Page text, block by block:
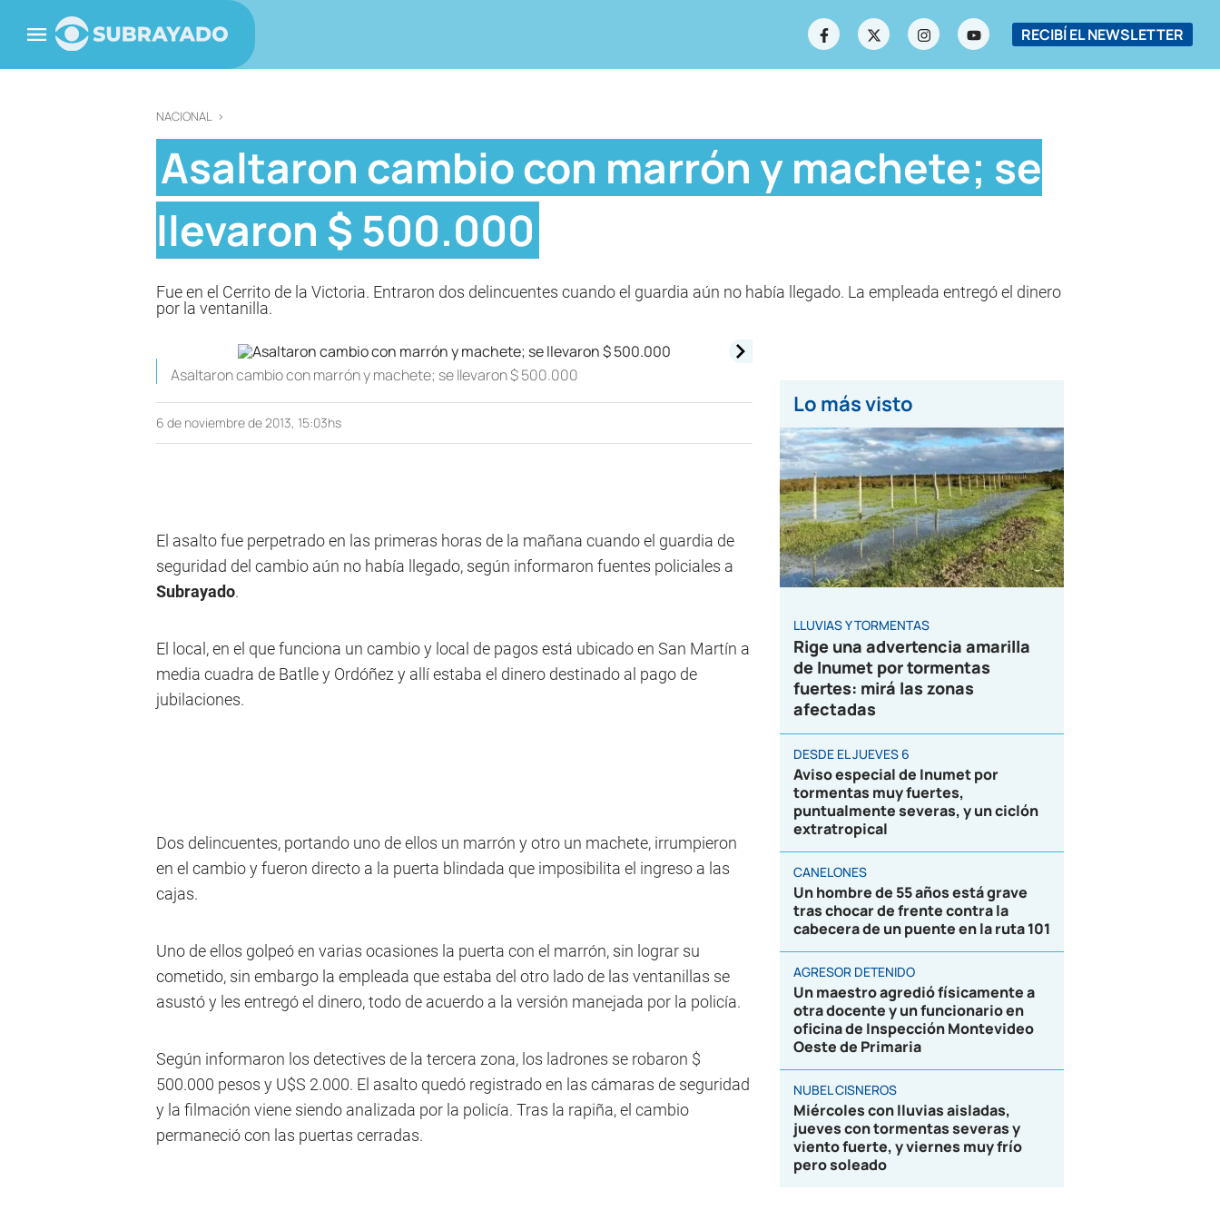
RECIBÍ EL NEWSLETTER
NACIONAL >
Asaltaron cambio con marrón y machete; se
llevaron $ 500.000
Fue en el Cerrito de la Victoria. Entraron dos delincuentes cuando el guardia aún no había llegado. La empleada entregó el dinero
por la ventanilla.
Asaltaron cambio con marrón y machete; se llevaron $ 500.000
6 de noviembre de 2013, 15:03hs
El asalto fue perpetrado en las primeras horas de la mañana cuando el guardia de
seguridad del cambio aún no había llegado, según informaron fuentes policiales a
Subrayado.
El local, en el que funciona un cambio y local de pagos está ubicado en San Martín a
media cuadra de Batlle y Ordóñez y allí estaba el dinero destinado al pago de
jubilaciones.
Dos delincuentes, portando uno de ellos un marrón y otro un machete, irrumpieron
en el cambio y fueron directo a la puerta blindada que imposibilita el ingreso a las
cajas.
Uno de ellos golpeó en varias ocasiones la puerta con el marrón, sin lograr su
cometido, sin embargo la empleada que estaba del otro lado de las ventanillas se
asustó y les entregó el dinero, todo de acuerdo a la versión manejada por la policía.
Según informaron los detectives de la tercera zona, los ladrones se robaron $
500.000 pesos y U$S 2.000. El asalto quedó registrado en las cámaras de seguridad
y la filmación viene siendo analizada por la policía. Tras la rapiña, el cambio
permaneció con las puertas cerradas.
Lo más visto
LLUVIAS Y TORMENTAS
Rige una advertencia amarilla
de Inumet por tormentas
fuertes: mirá las zonas
afectadas
DESDE EL JUEVES 6
Aviso especial de Inumet por
tormentas muy fuertes,
puntualmente severas, y un ciclón
extratropical
CANELONES
Un hombre de 55 años está grave
tras chocar de frente contra la
cabecera de un puente en la ruta 101
AGRESOR DETENIDO
Un maestro agredió físicamente a
otra docente y un funcionario en
oficina de Inspección Montevideo
Oeste de Primaria
NUBEL CISNEROS
Miércoles con lluvias aisladas,
jueves con tormentas severas y
viento fuerte, y viernes muy frío
pero soleado